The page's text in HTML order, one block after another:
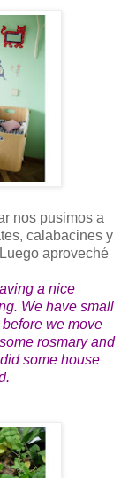
nos pusimos a
calabacines y
aproveché
a nice
We have small
we move
rosmary and
some house